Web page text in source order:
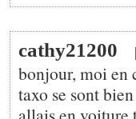
cathy21200
bonjour, moi en
taxo se sont